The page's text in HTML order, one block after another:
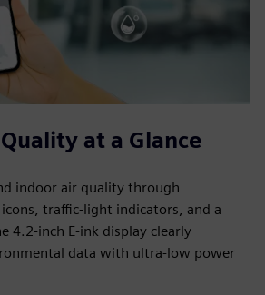
at a Glance
indoor air quality through
traffic-light indicators, and a
4.2-inch E-ink display clearly
data with ultra-low power